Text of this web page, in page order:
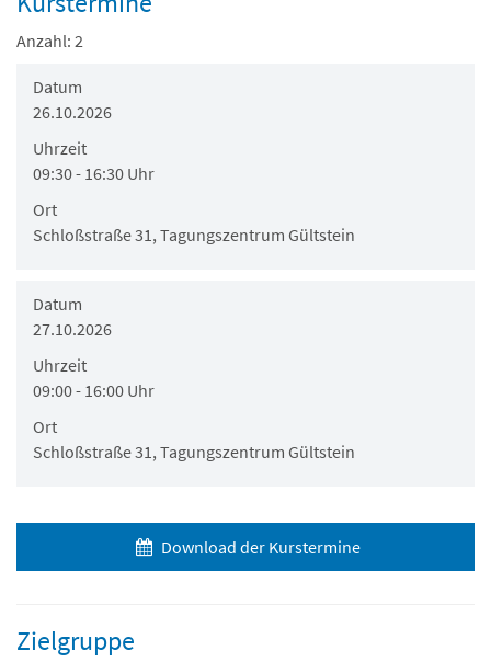
Anzahl: 2
Datum
26.10.2026
Uhrzeit
09:30 - 16:30 Uhr
Ort
Schloßstraße 31, Tagungszentrum Gültstein
Datum
27.10.2026
Uhrzeit
09:00 - 16:00 Uhr
Ort
Schloßstraße 31, Tagungszentrum Gültstein
Download der Kurstermine
Zielgruppe